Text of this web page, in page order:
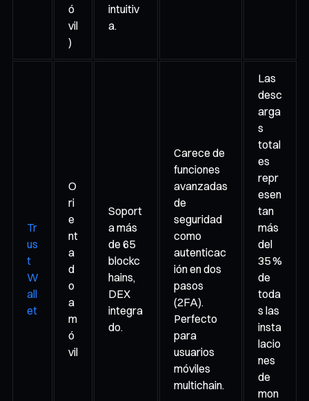
ó
vil
)
intuitiv
a.
Tr
us
t
W
all
et
O
ri
e
nt
a
d
o
a
m
ó
vil
Soport
a más
de 65
blockc
hains,
DEX
integra
do.
Carece de
funciones
avanzadas
de
seguridad
como
autenticac
ión en dos
pasos
(2FA).
Perfecto
para
usuarios
móviles
multichain.
Las
desc
arga
s
total
es
repr
esen
tan
más
del
35 %
de
toda
s las
insta
lacio
nes
de
mon